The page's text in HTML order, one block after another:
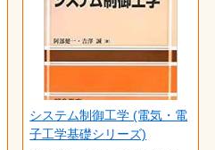
システム制御工学 (電気・電
子工学基礎シリーズ)